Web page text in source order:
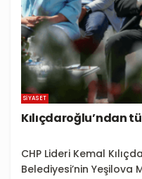
SIYASET
Kılıçdaroğlu’ndan
CHP Lideri Kemal
Belediyesi’nin Yeşilova